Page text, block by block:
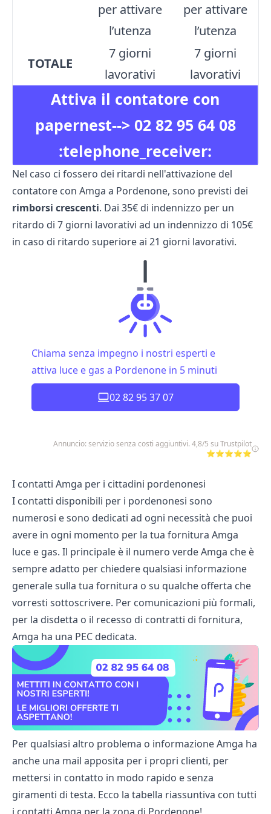
Attiva il contatore con
papernest--> 02 82 95 64 08
:telephone_receiver:
per attivare
l’utenza
per attivare
l’utenza
TOTALE
7 giorni
lavorativi
7 giorni
lavorativi
Nel caso ci fossero dei ritardi nell'attivazione del
contatore con Amga a Pordenone, sono previsti dei
rimborsi crescenti. Dai 35€ di indennizzo per un
ritardo di 7 giorni lavorativi ad un indennizzo di 105€
in caso di ritardo superiore ai 21 giorni lavorativi.
Chiama senza impegno i nostri esperti e
attiva luce e gas a Pordenone in 5 minuti
02 82 95 37 07
Annuncio: servizio senza costi aggiuntivi. 4,8/5 su Trustpilot
⭐⭐⭐⭐⭐
I contatti Amga per i cittadini pordenonesi
I contatti disponibili per i pordenonesi sono
numerosi e sono dedicati ad ogni necessità che puoi
avere in ogni momento per la tua fornitura Amga
luce e gas. Il principale è il numero verde Amga che è
sempre adatto per chiedere qualsiasi informazione
generale sulla tua fornitura o su qualche offerta che
vorresti sottoscrivere. Per comunicazioni più formali,
per la disdetta o il recesso di contratti di fornitura,
Amga ha una PEC dedicata.
Per qualsiasi altro problema o informazione Amga ha
anche una mail apposita per i propri clienti, per
mettersi in contatto in modo rapido e senza
giramenti di testa. Ecco la tabella riassuntiva con tutti